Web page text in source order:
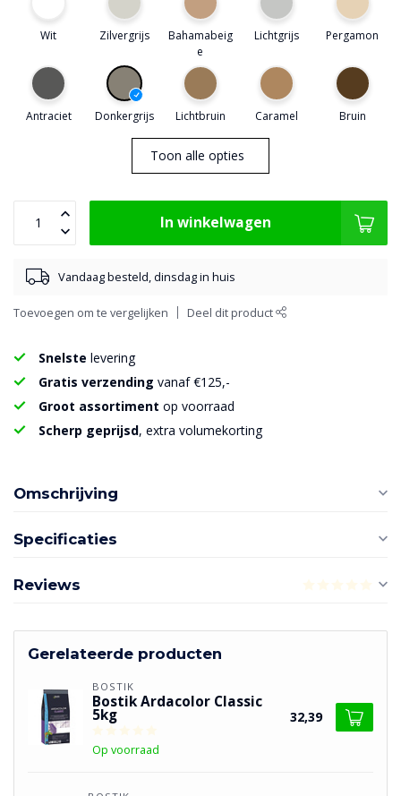
Wit Zilvergrijs
Bahamabeig
e
Lichtgrijs Pergamon
Antraciet Donkergrijs Lichtbruin Caramel Bruin
Toon alle opties
In winkelwagen
Vandaag besteld, dinsdag in huis
Toevoegen om te vergelijken Deel dit product
Snelste levering
Gratis verzending vanaf €125,-
Groot assortiment op voorraad
Scherp geprijsd, extra volumekorting
Omschrijving
Specificaties
Reviews
Gerelateerde producten
BOSTIK
Bostik Ardacolor Classic
5kg
Op voorraad
32,39